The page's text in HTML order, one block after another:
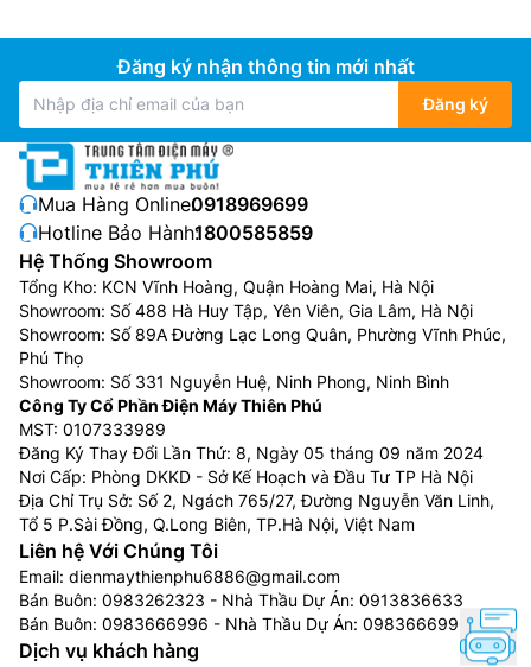
nghệ giặt 3 luồng tiên tiến sử dụng ba chuyển động
giặt khác nhau để làm sạch quần áo hiệu quả và bảo
vệ sợi vải. Các luồng này gồm: nhào trộn để giặt mạnh
vết bẩn cứng đầu, quay để giảm xoắn rối, và đảo để
giặt nhẹ nhàng đồ tinh xảo.
Bộ lọc xơ vải lớn
Bên trong lồng giặt củamáy giặt LG inverter 10kg
T2310VS2B được tích hợp bộ lọc xơ vải lớn giúp giữ
lại bụi và xơ vải, đảm bảo quần áo và lồng giặt luôn
sạch sẽ.
Đăng ký nhận thông tin mới nhất
Đăng ký
Mua Hàng Online:0918969699
Hotline Bảo Hành:1800585859
Hệ Thống Showroom
Tổng Kho: KCN Vĩnh Hoàng, Quận Hoàng Mai, Hà Nội
Showroom: Số 488 Hà Huy Tập, Yên Viên, Gia Lâm, Hà Nội
Showroom: Số 89A Đường Lạc Long Quân, Phường Vĩnh Phúc,
Phú Thọ
Showroom: Số 331 Nguyễn Huệ, Ninh Phong, Ninh Bình
Công Ty Cổ Phần Điện Máy Thiên Phú
MST: 0107333989
Đăng Ký Thay Đổi Lần Thứ: 8, Ngày 05 tháng 09 năm 2024
Nơi Cấp: Phòng DKKD - Sở Kế Hoạch và Đầu Tư TP Hà Nội
Địa Chỉ Trụ Sở: Số 2, Ngách 765/27, Đường Nguyễn Văn Linh,
Tổ 5 P.Sài Đồng, Q.Long Biên, TP.Hà Nội, Việt Nam
Liên hệ Với Chúng Tôi
Email: dienmaythienphu6886@gmail.com
Bán Buôn: 0983262323 - Nhà Thầu Dự Án: 0913836633
Bán Buôn: 0983666996 - Nhà Thầu Dự Án: 0983666996
Dịch vụ khách hàng